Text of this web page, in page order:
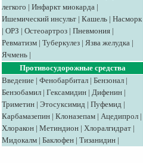
легкого | Инфаркт миокарда |
Ишемический инсульт | Кашель | Насморк
| ОРЗ | Остеоартроз | Пневмония |
Ревматизм | Туберкулез | Язва желудка |
Ячмень |
Противосудорожные средства
Введение | Фенобарбитал | Бензонал |
Бензобамил | Гексамидин | Дифенин |
Триметин | Этосуксимид | Пуфемид |
Карбамазепин | Клоназепам | Ацедипрол |
Хлоракон | Метиндион | Хлоралгидрат |
Мидокалм | Баклофен | Тизанидин |